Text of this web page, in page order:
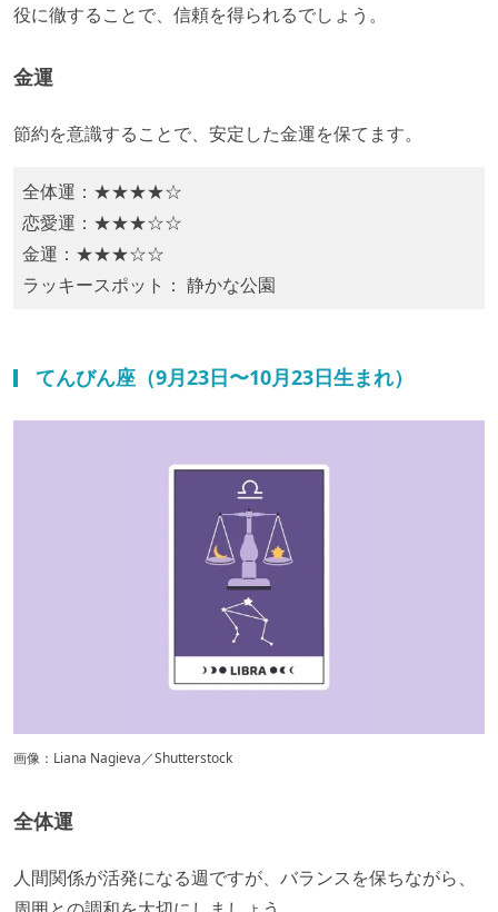
役に徹することで、信頼を得られるでしょう。
金運
​節約を意識することで、安定した金運を保てます。
全体運：★★★★☆
恋愛運：★★★☆☆
金運：★★★☆☆
ラッキースポット： 静かな公園
てんびん座（9月23日〜10月23日生まれ）
画像：Liana Nagieva／Shutterstock
全体運
人間関係が活発になる週ですが、バランスを保ちながら、